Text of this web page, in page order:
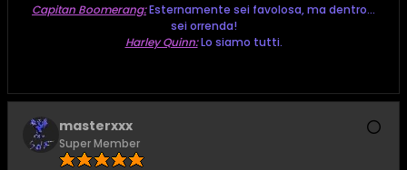
Capitan Boomerang:Esternamente sei favolosa, ma dentro...
sei orrenda!
Harley Quinn:Lo siamo tutti.
masterxxx
Super Member